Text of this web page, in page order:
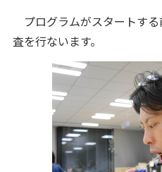
プログラムがスタートす
査を行ないます。